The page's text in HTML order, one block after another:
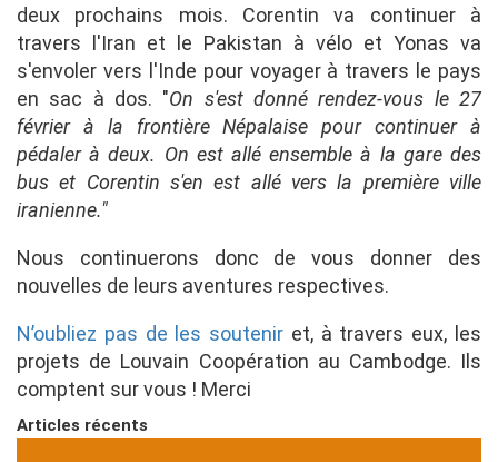
deux prochains mois. Corentin va continuer à
travers l'Iran et le Pakistan à vélo et Yonas va
s'envoler vers l'Inde pour voyager à travers le pays
en sac à dos. "On s'est donné rendez-vous le 27
février à la frontière Népalaise pour continuer à
pédaler à deux. On est allé ensemble à la gare des
bus et Corentin s'en est allé vers la première ville
iranienne."
Nous continuerons donc de vous donner des
nouvelles de leurs aventures respectives.
N’oubliez pas de les soutenir et, à travers eux, les
projets de Louvain Coopération au Cambodge. Ils
comptent sur vous ! Merci
Articles récents